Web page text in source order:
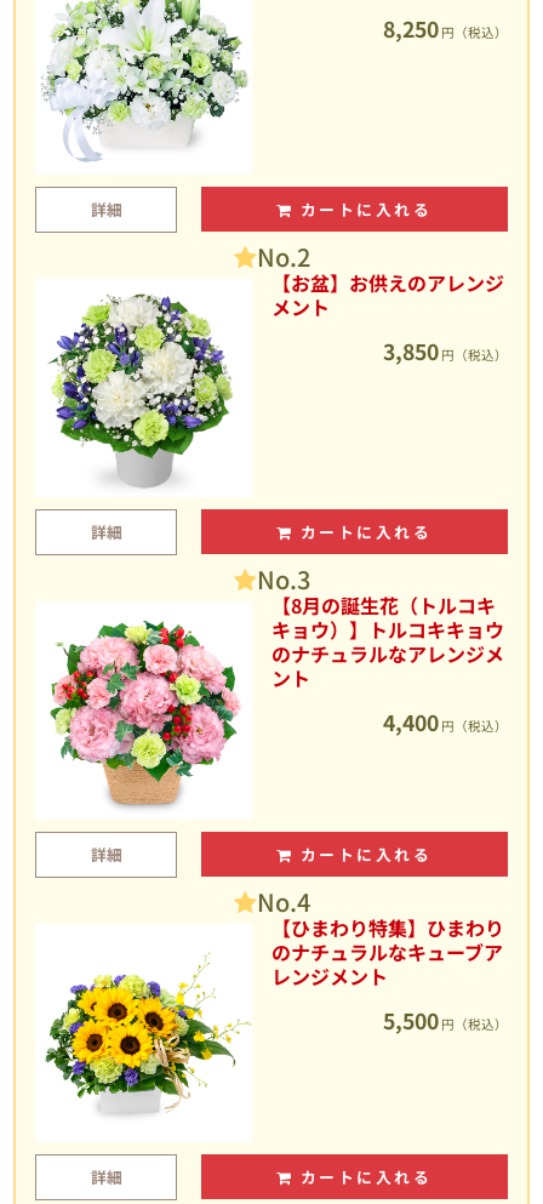
8,250 円（税込）
詳細 カートに入れる
No.2
【お盆】お供えのアレンジ
メント
3,850 円（税込）
詳細 カートに入れる
No.3
【8月の誕生花（トルコキ
キョウ）】トルコキキョウ
のナチュラルなアレンジメ
ント
4,400 円（税込）
詳細 カートに入れる
No.4
【ひまわり特集】ひまわり
のナチュラルなキューブア
レンジメント
5,500 円（税込）
詳細 カートに入れる